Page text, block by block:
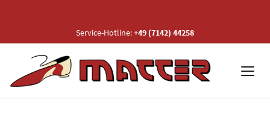
Service-Hotline:+49 (7142) 44258